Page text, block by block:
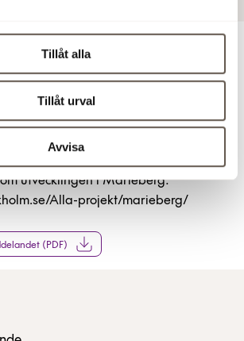
Tillåt alla
Tillåt urval
Avvisa
information
Fabege, tel 08-555 148
utvecklingen i Marieberg:
Alla-projekt/marieberg/
(PDF)